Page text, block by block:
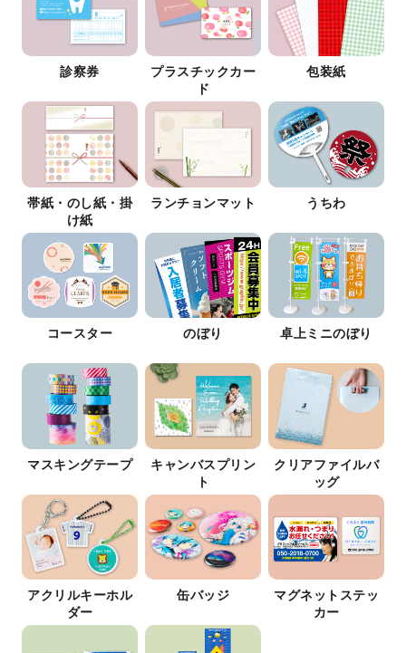
診察券
プラスチックカー
ド
包装紙
帯紙・のし紙・掛
け紙
ランチョンマット うちわ
コースター のぼり 卓上ミニのぼり
マスキングテープ
キャンバスプリン
ト
クリアファイルバ
ッグ
アクリルキーホル
ダー
缶バッジ
マグネットステッ
カー